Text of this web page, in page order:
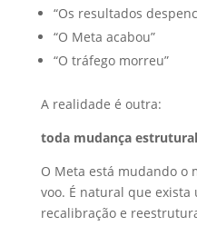
“Os resultados
“O Meta acabou”
“O tráfego morreu”
A realidade é outra:
toda mudança
O Meta está mudando o
voo. É natural que
recalibração e